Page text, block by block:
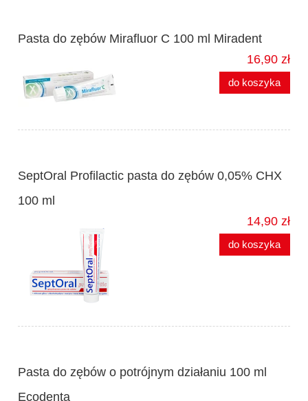
Pasta do zębów Mirafluor C 100 ml Miradent
16,90 zł
do koszyka
SeptOral Profilactic pasta do zębów 0,05% CHX
100 ml
14,90 zł
do koszyka
Pasta do zębów o potrójnym działaniu 100 ml
Ecodenta